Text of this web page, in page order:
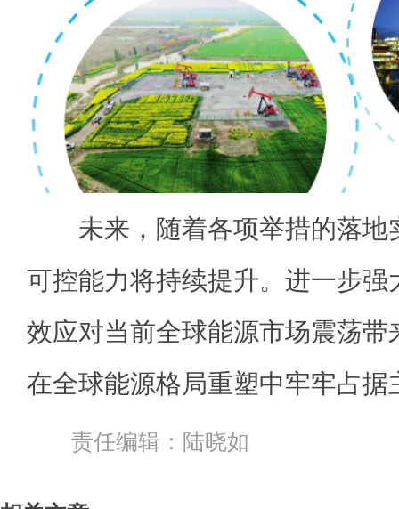
未来，随着各项举措的落地
可控能力将持续提升。进一步强
效应对当前全球能源市场震荡带
在全球能源格局重塑中牢牢占据
责任编辑：陆晓如